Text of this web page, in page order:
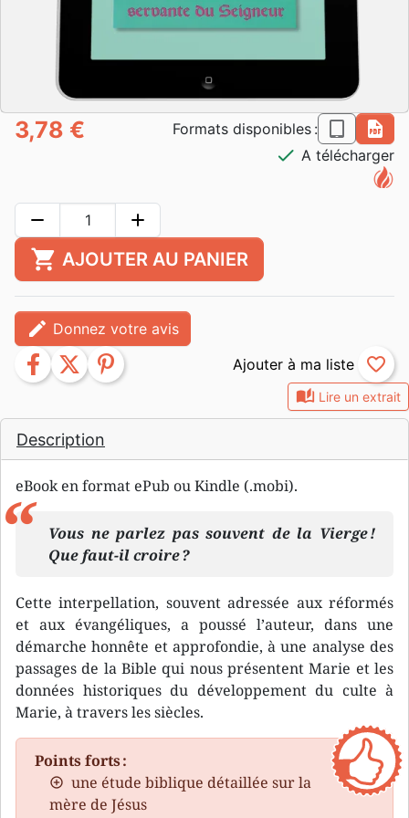
auto_stories Lire un extrait
Description
eBook en format ePub ou Kindle (.mobi).
Vous ne parlez pas souvent de la Vierge !
Que faut-il croire ?
Cette interpellation, souvent adressée aux réformés
et aux évangéliques, a poussé l’auteur, dans une
démarche honnête et approfondie, à une analyse des
passages de la Bible qui nous présentent Marie et les
données historiques du développement du culte à
Marie, à travers les siècles.
Points forts :
une étude biblique détaillée sur la
mère de Jésus
3,78 € Formats disponibles : epub
pdf
check A télécharger
remove add
shopping_cart AJOUTER AU PANIER
edit Donnez votre avis
facebook twitter pinterest favorite_border